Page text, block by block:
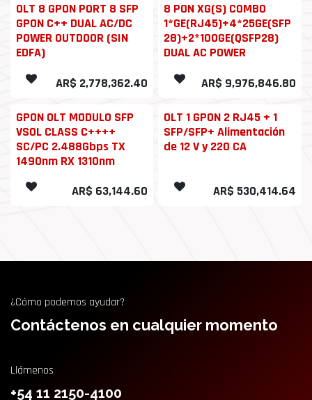
OLT 8 GPON PORT 8 SFP
GPON C++ DUAL AC/DC
POWER OUTDOOR (SIN
EDFA)
AR$ 2,778,362.40
8 PON XG(S) COMBO
1*GE(RJ45)+4*25GE(SFP
28)+2*100GE(QSFP28)
DUAL AC POWER
AR$ 9,976,846.80
GPON OLT MODULO SFP
VSOL CLASS C++++
SC/PC 2.488Gbps TX
1490nm RX 1310nm
AR$ 63,144.60
OLT 1 GPON 2 RJ45 + 1
SFP/SFP+ Alimentación
de 12 V y 220 CA
AR$ 530,414.64
¿Cómo podemos ayudar?
Contáctenos en cualquier momento
Llámenos
+54 11 2150-4100